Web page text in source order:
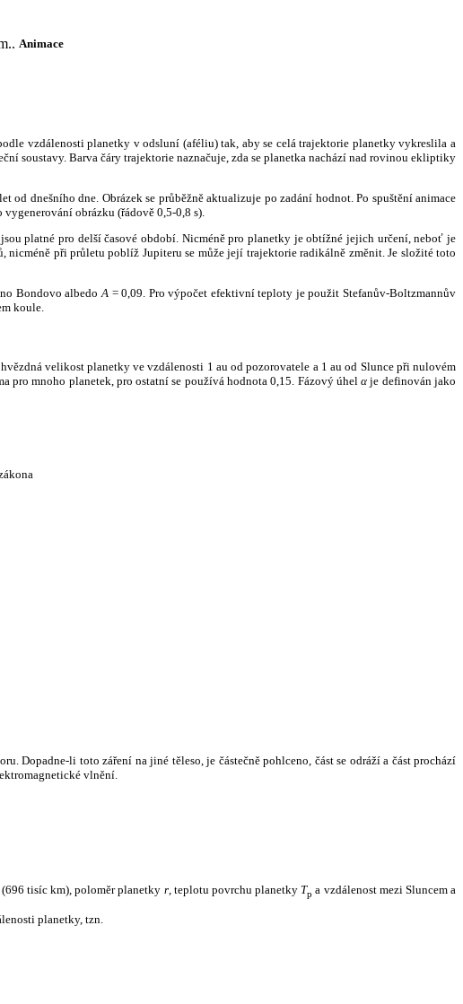
Animace
vzdálenosti planetky v odsluní (aféliu) tak, aby se celá trajektorie planetky vykreslila a
soustavy. Barva čáry trajektorie naznačuje, zda se planetka nachází nad rovinou ekliptiky
dnešního dne. Obrázek se průběžně aktualizuje po zadání hodnot. Po spuštění animace
obrázku (řádově 0,5-0,8 s).
platné pro delší časové období. Nicméně pro planetky je obtížné jejich určení, neboť je
nicméně při průletu poblíž Jupiteru se může její trajektorie radikálně změnit. Je složité toto
Bondovo albedo A = 0,09. Pro výpočet efektivní teploty je použit Stefanův-Boltzmannův
koule.
velikost planetky ve vzdálenosti 1 au od pozorovatele a 1 au od Slunce při nulovém
pro mnoho planetek, pro ostatní se používá hodnota 0,15. Fázový úhelα je definován jako
Dopadne-li toto záření na jiné těleso, je částečně pohlceno, část se odráží a část prochází
vlnění.
tisíc km), poloměr planetky r, teplotu povrchu planetky Tp a vzdálenost mezi Sluncem a
planetky, tzn.